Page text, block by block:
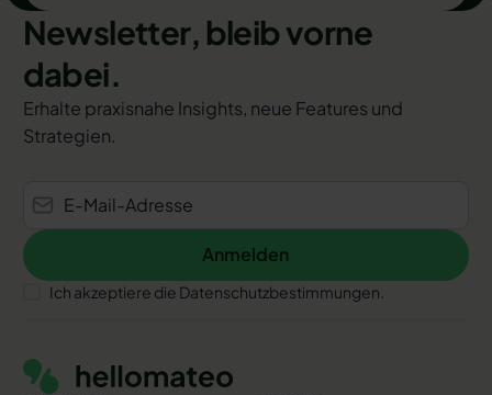
Newsletter, bleib vorne
dabei.
Erhalte praxisnahe Insights, neue Features und
Strategien.
Anmelden
Anmelden
Ich akzeptiere die Datenschutzbestimmungen.